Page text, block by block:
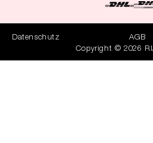
Datenschutz AGB
Copyright © 2026